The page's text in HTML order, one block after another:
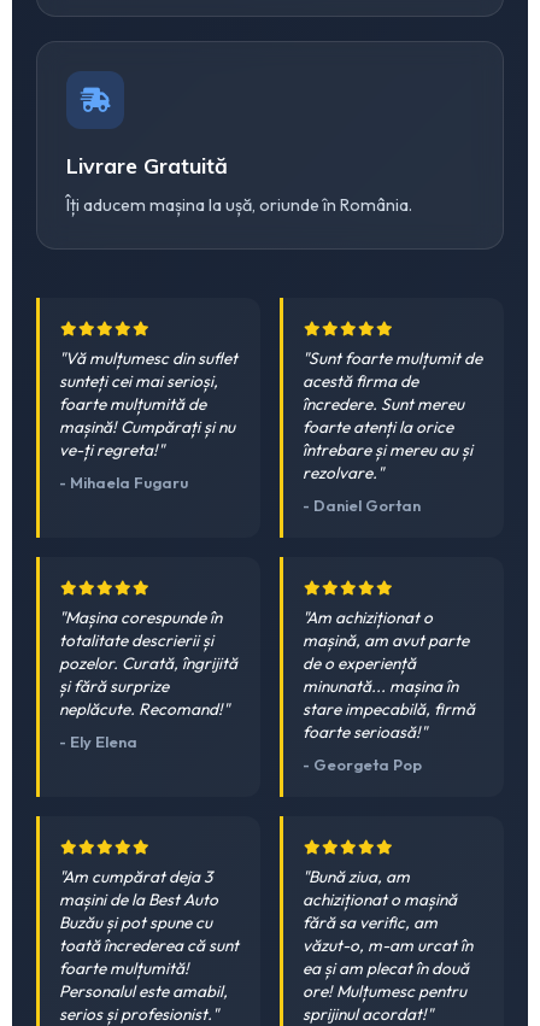
Livrare Gratuită
Îți aducem mașina la ușă, oriunde în România.
"Vă mulțumesc din suflet
sunteți cei mai serioși,
foarte mulțumită de
mașină! Cumpărați și nu
ve-ți regreta!"
- Mihaela Fugaru
"Sunt foarte mulțumit de
acestă firma de
încredere. Sunt mereu
foarte atenți la orice
întrebare și mereu au și
rezolvare."
- Daniel Gortan
"Mașina corespunde în
totalitate descrierii și
pozelor. Curată, îngrijită
și fără surprize
neplăcute. Recomand!"
- Ely Elena
"Am achiziționat o
mașină, am avut parte
de o experiență
minunată... mașina în
stare impecabilă, firmă
foarte serioasă!"
- Georgeta Pop
"Am cumpărat deja 3
mașini de la Best Auto
Buzău și pot spune cu
toată încrederea că sunt
foarte mulțumită!
Personalul este amabil,
serios și profesionist."
"Bună ziua, am
achiziționat o mașină
fără sa verific, am
văzut-o, m-am urcat în
ea și am plecat în două
ore! Mulțumesc pentru
sprijinul acordat!"